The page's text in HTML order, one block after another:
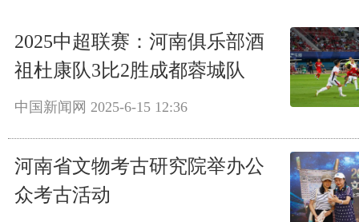
2025中超联赛：河南俱乐部酒
祖杜康队3比2胜成都蓉城队
中国新闻网 2025-6-15 12:36
河南省文物考古研究院举办公
众考古活动